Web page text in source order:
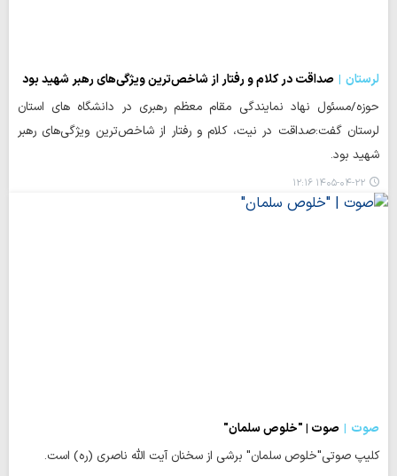
لرستان
صداقت در کلام و رفتار از شاخص‌ترین ویژگی‌های رهبر شهید بود
حوزه/مسئول نهاد نمایندگی مقام معظم رهبری در دانشگاه های استان
لرستان گفت:صداقت در نیت، کلام و رفتار از شاخص‌ترین ویژگی‌های رهبر
شهید بود.
۱۴۰۵-۰۴-۲۲ ۱۲:۱۶
صوت
صوت | "خلوص سلمان"
کلیپ صوتی"خلوص سلمان" برشی از سخنان آیت الله ناصری (ره) است.